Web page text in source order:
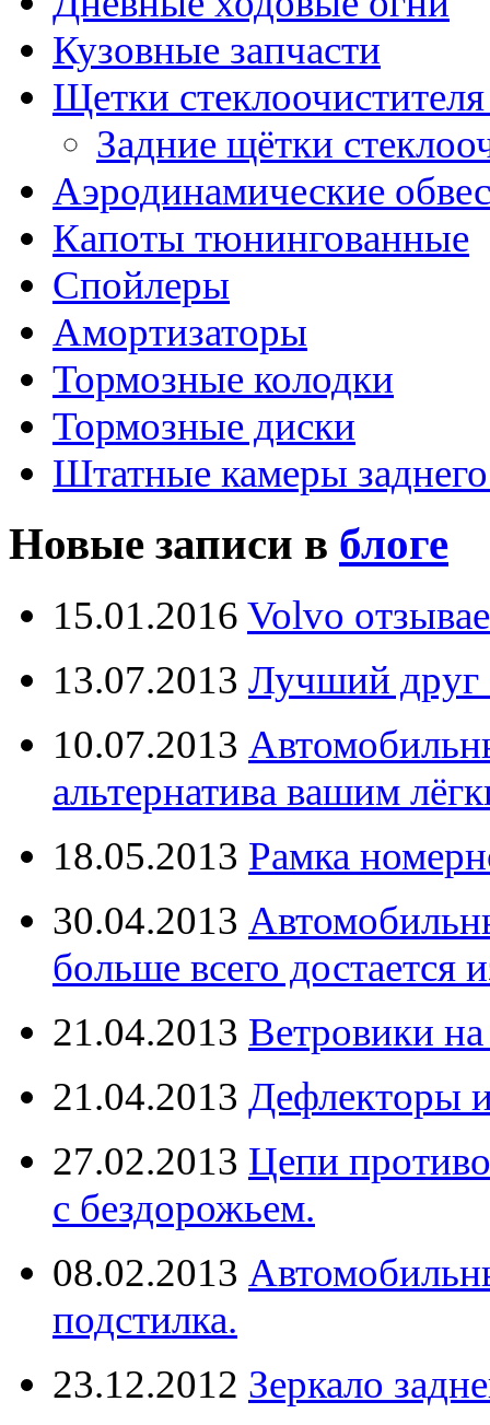
Кузовные запчасти
Щетки
Задние щётки
Аэродинамические
Капоты тюнингованные
Спойлеры
Амортизаторы
Тормозные колодки
Тормозные диски
Штатные камеры
Новые записи в блоге
15.01.2016 Volvo
13.07.2013 Лучший друг
10.07.2013
альтернатива вашим
18.05.2013 Рамка
30.04.2013
больше всего достается
21.04.2013 Ветровики
21.04.2013 Дефлекторы
27.02.2013 Цепи
с бездорожьем.
08.02.2013
подстилка.
23.12.2012 Зеркало